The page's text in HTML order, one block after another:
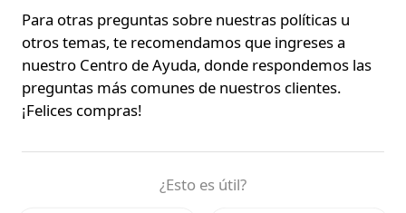
Para otras preguntas sobre nuestras políticas u
otros temas, te recomendamos que ingreses a
nuestro Centro de Ayuda, donde respondemos las
preguntas más comunes de nuestros clientes.
¡Felices compras!
¿Esto es útil?